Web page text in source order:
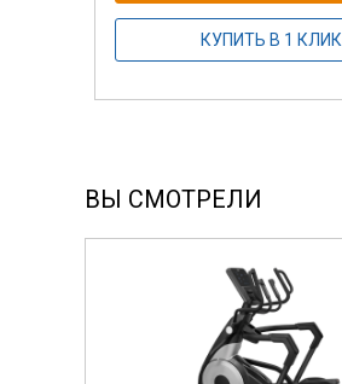
КУПИТЬ В 1 КЛИК
ВЫ СМОТРЕЛИ